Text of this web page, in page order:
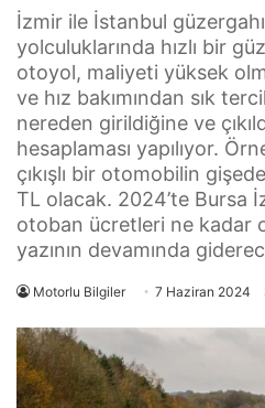
İzmir ile İstanbul
yolculuklarında hızlı bir
otoyol, maliyeti yüksek
ve hız bakımından sık
nereden girildiğine ve
hesaplaması yapılıyor.
çıkışlı bir otomobilin
TL olacak. 2024’te Bursa
otoban ücretleri ne kadar
yazının devamında
Motorlu Bilgiler 7 Haziran 2024